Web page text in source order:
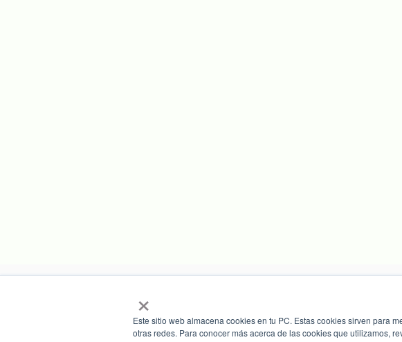
×
Este sitio web almacena cookies en tu PC. Estas cookies sirven para
otras redes. Para conocer más acerca de las cookies que utilizamos,